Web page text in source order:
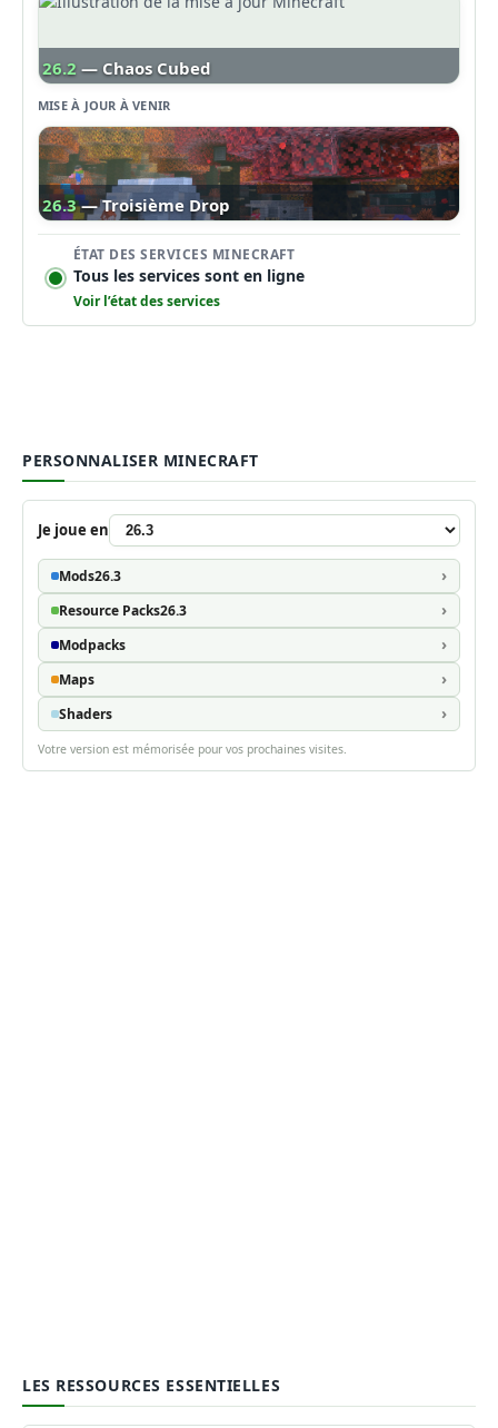
26.2 — Chaos Cubed
MISE À JOUR À VENIR
26.3 — Troisième Drop
ÉTAT DES SERVICES MINECRAFT
Tous les services sont en ligne
Voir l’état des services
PERSONNALISER MINECRAFT
Je joue en
Mods26.3
Resource Packs26.3
Modpacks
Maps
Shaders
Votre version est mémorisée pour vos prochaines visites.
LES RESSOURCES ESSENTIELLES